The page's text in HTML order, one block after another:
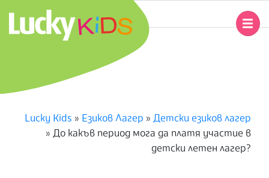
content
U
CLucky Kids » Езиков Лагер » Детски езиков лагер
» До какъв период мога да платя участие в
детски летен лагер?